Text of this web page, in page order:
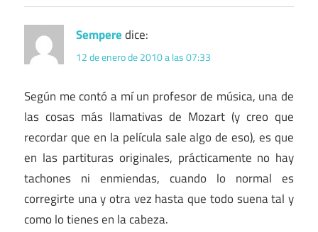
Semperedice:
12 de enero de 2010 a las 07:33
Según me contó a mí un profesor de música, una de
las cosas más llamativas de Mozart (y creo que
recordar que en la película sale algo de eso), es que
en las partituras originales, prácticamente no hay
tachones ni enmiendas, cuando lo normal es
corregirte una y otra vez hasta que todo suena tal y
como lo tienes en la cabeza.